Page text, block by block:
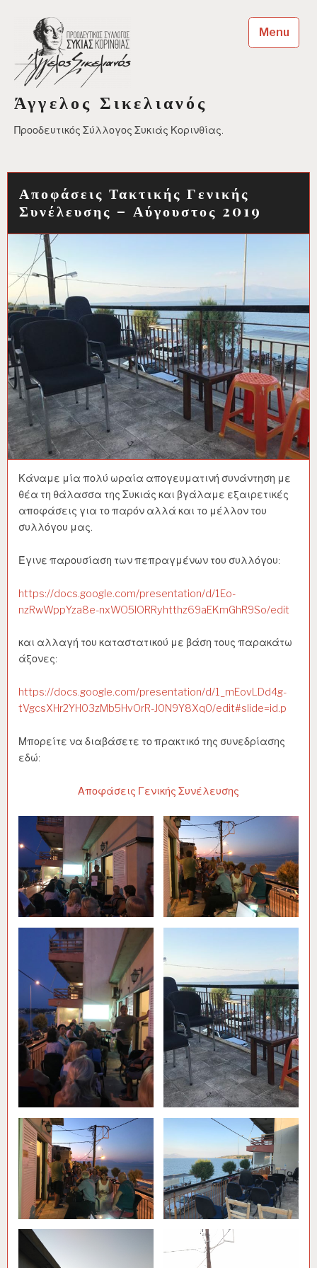
content
Άγγελος Σικελιανός
Προοδευτικός Σύλλογος Συκιάς Κορινθίας.
Menu
Αποφάσεις Τακτικής Γενικής
Συνέλευσης – Αύγουστος 2019
Κάναμε μία πολύ ωραία απογευματινή συνάντηση με
θέα τη θάλασσα της Συκιάς και βγάλαμε εξαιρετικές
αποφάσεις για το παρόν αλλά και το μέλλον του
συλλόγου μας.
Έγινε παρουσίαση των πεπραγμένων του συλλόγου:
https://docs.google.com/presentation/d/1Eo-
nzRwWppYza8e-nxWO5lORRyhtthz69aEKmGhR9So/edit
και αλλαγή του καταστατικού με βάση τους παρακάτω
άξονες:
https://docs.google.com/presentation/d/1_mEovLDd4g-
tVgcsXHr2YH03zMb5HvOrR-J0N9Y8Xq0/edit#slide=id.p
Μπορείτε να διαβάσετε το πρακτικό της συνεδρίασης
εδώ:
Αποφάσεις Γενικής Συνέλευσης